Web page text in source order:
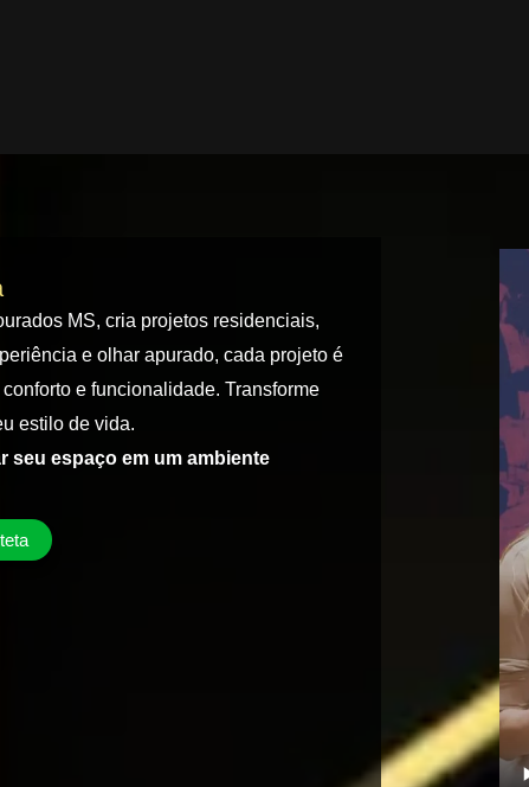
MS, cria projetos residenciais,
e olhar apurado, cada projeto é
e funcionalidade. Transforme
estilo de vida.
seu espaço em um ambiente